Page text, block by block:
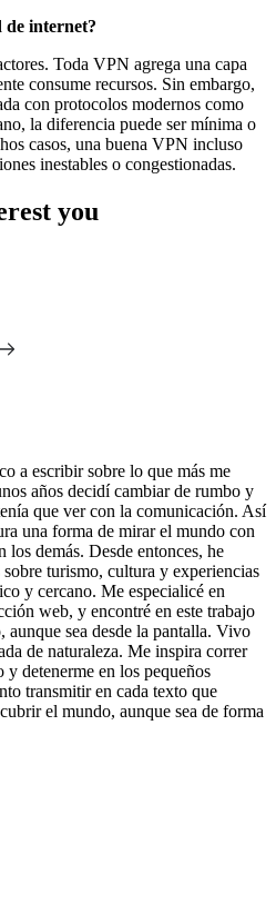
de internet?
Toda VPN agrega una capa
consume recursos. Sin embargo,
con protocolos modernos como
la diferencia puede ser mínima o
casos, una buena VPN incluso
inestables o congestionadas.
you
a escribir sobre lo que más me
años decidí cambiar de rumbo y
que ver con la comunicación. Así
una forma de mirar el mundo con
demás. Desde entonces, he
turismo, cultura y experiencias
y cercano. Me especialicé en
web, y encontré en este trabajo
aunque sea desde la pantalla. Vivo
de naturaleza. Me inspira correr
y detenerme en los pequeños
transmitir en cada texto que
el mundo, aunque sea de forma